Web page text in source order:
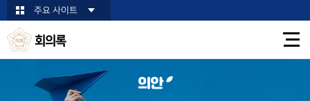
본문바로가기주요 사이트
회의록
의안